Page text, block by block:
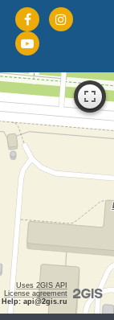
Uses 2GIS API
License agreement
api@2gis.ru